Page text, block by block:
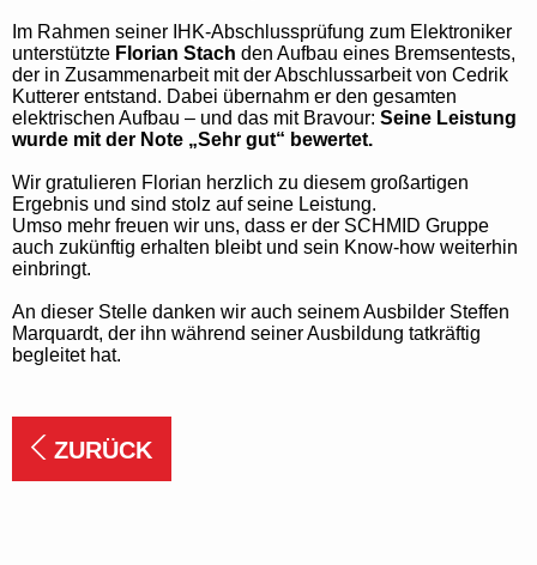
Im Rahmen seiner IHK-Abschlussprüfung zum Elektroniker
unterstützte Florian Stach den Aufbau eines Bremsentests,
der in Zusammenarbeit mit der Abschlussarbeit von Cedrik
Kutterer entstand. Dabei übernahm er den gesamten
elektrischen Aufbau – und das mit Bravour: Seine Leistung
wurde mit der Note „Sehr gut“ bewertet.
Wir gratulieren Florian herzlich zu diesem großartigen
Ergebnis und sind stolz auf seine Leistung.
Umso mehr freuen wir uns, dass er der SCHMID Gruppe
auch zukünftig erhalten bleibt und sein Know-how weiterhin
einbringt.
An dieser Stelle danken wir auch seinem Ausbilder Steffen
Marquardt, der ihn während seiner Ausbildung tatkräftig
begleitet hat.
ZURÜCK